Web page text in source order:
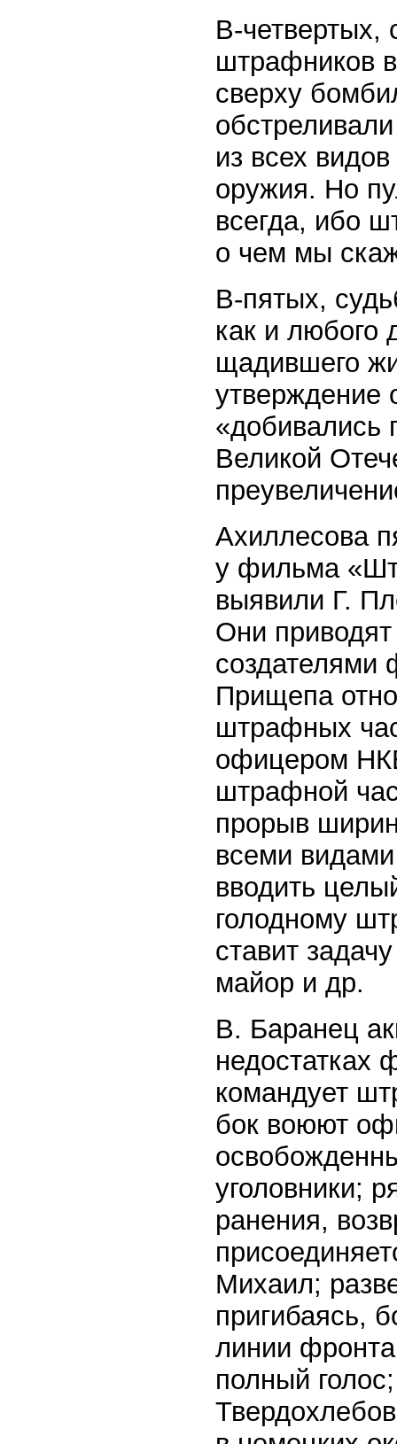
В-четвертых,
штрафников
сверху
из всех
оружия. Но
всегда, ибо
о чем мы
В-пятых,
как и любого
щадившего
утверждение
«добивались
Великой
Ахиллесова
у фильма
выявили Г.
Они
создателями
Прищепа
штрафных
офицером
штрафной
прорыв
всеми
вводить
голодному
ставит
майор и др.
В. Баранец
недостатках
командует
бок воюют
уголовники;
ранения,
Михаил;
пригибаясь,
линии
полный